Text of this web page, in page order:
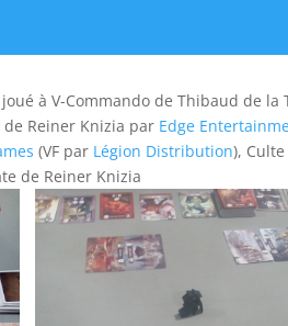
à V-Commando de Thibaud de
Reiner Knizia par Edge
(VF par Légion Distribution),
de Reiner Knizia